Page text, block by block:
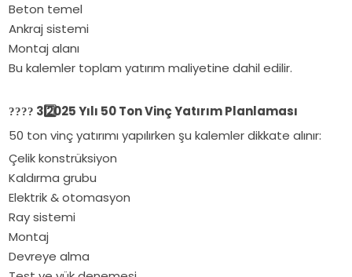
Beton temel
Ankraj sistemi
Montaj alanı
Bu kalemler toplam yatırım maliyetine dahil edilir.
???? 3️2025 Yılı 50 Ton Vinç Yatırım Planlaması
50 ton vinç yatırımı yapılırken şu kalemler dikkate alınır:
Çelik konstrüksiyon
Kaldırma grubu
Elektrik & otomasyon
Ray sistemi
Montaj
Devreye alma